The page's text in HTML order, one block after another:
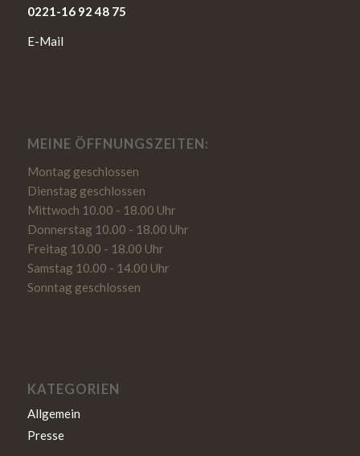
0221-16 92 48 75
E-Mail
MEINE ÖFFNUNGSZEITEN:
Montag geschlossen
Dienstag geschlossen
Mittwoch 10.00 - 18.00 Uhr
Donnerstag 10.00 - 18.00 Uhr
Freitag 10.00 - 18.00 Uhr
Samstag 10.00 - 14.00 Uhr
Sonntag geschlossen
KATEGORIEN
Allgemein
Presse